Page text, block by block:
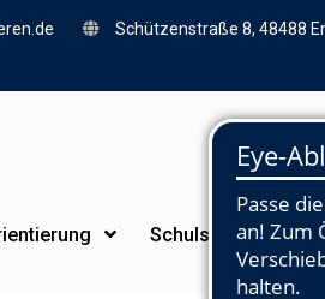
Schützenstraße 8, 48488
Schulsozialarbeit